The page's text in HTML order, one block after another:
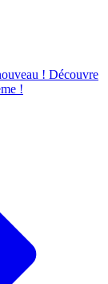
! Découvre
!